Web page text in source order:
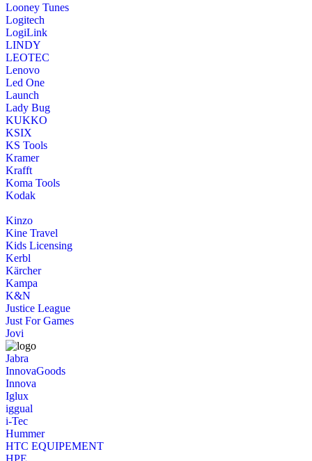
Looney Tunes
Logitech
LogiLink
LINDY
LEOTEC
Lenovo
Led One
Launch
Lady Bug
KUKKO
KSIX
KS Tools
Kramer
Krafft
Koma Tools
Kodak
Kinzo
Kine Travel
Kids Licensing
Kerbl
Kärcher
Kampa
K&N
Justice League
Just For Games
Jovi
Jabra
InnovaGoods
Innova
Iglux
iggual
i-Tec
Hummer
HTC EQUIPEMENT
HPE